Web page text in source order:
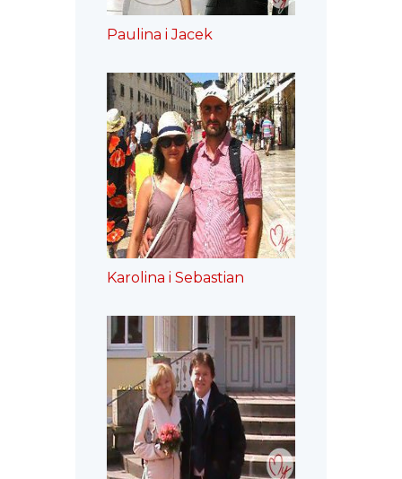
Paulina i Jacek
Karolina i Sebastian